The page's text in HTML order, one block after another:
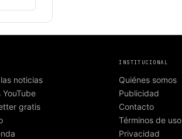
noticias
gratis
INSTITUCIONAL
Quiénes somos
Publicidad
Contacto
Términos de uso
Privacidad